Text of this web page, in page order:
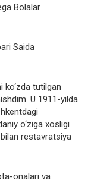
Bolalar
Saida
ko‘zda tutilgan
U 1911-yilda
o‘ziga xosligi
restavratsiya
onalari va